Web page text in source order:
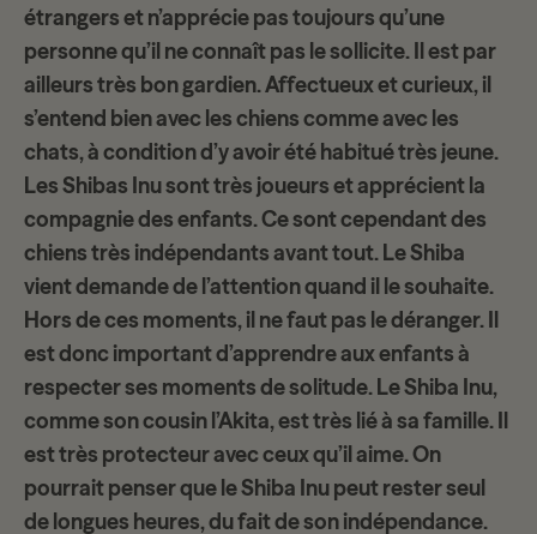
étrangers et n’apprécie pas toujours qu’une
personne qu’il ne connaît pas le sollicite. Il est par
ailleurs très bon gardien. Affectueux et curieux, il
s’entend bien avec les chiens comme avec les
chats, à condition d’y avoir été habitué très jeune.
Les Shibas Inu sont très joueurs et apprécient la
compagnie des enfants. Ce sont cependant des
chienstrès indépendantsavant tout. Le Shiba
vient demande de l’attention quand il le souhaite.
Hors de ces moments, il ne faut pas le déranger. Il
est donc important d’apprendre aux enfants à
respecter ses moments de solitude. Le Shiba Inu,
comme son cousin l’Akita, est très lié à sa famille. Il
est très protecteuravec ceux qu’il aime. On
pourrait penser que le Shiba Inu peut rester seul
de longues heures, du fait de son indépendance.